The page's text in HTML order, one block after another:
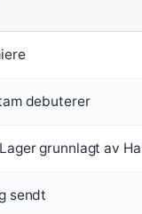
debuterer
grunnlagt av
sendt